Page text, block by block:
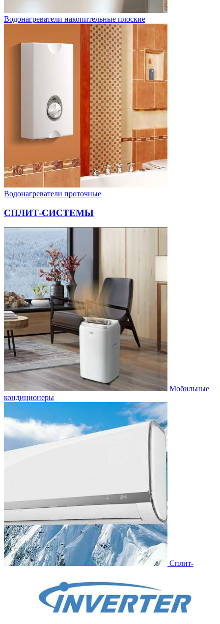
Водонагреватели накопительные плоские
Водонагреватели проточные
СПЛИТ-СИСТЕМЫ
Мобильные
кондиционеры
Сплит-